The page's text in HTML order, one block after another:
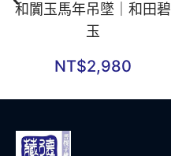
和闐玉馬年吊墜｜和田碧
玉
NT$2,980